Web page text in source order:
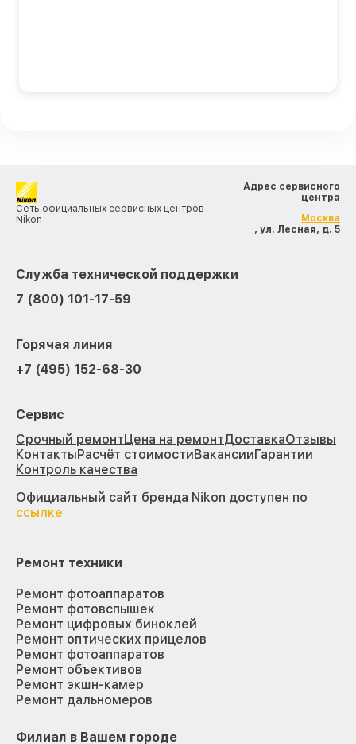
Сеть официальных сервисных центров
Nikon
Адрес сервисного
центра
Москва
, ул. Лесная, д. 5
Служба технической поддержки
7 (800) 101-17-59
Горячая линия
+7 (495) 152-68-30
Сервис
Срочный ремонтЦена на ремонтДоставкаОтзывы
КонтактыРасчёт стоимостиВакансииГарантии
Контроль качества
Официальный сайт бренда Nikon доступен по
ссылке
Ремонт техники
Ремонт фотоаппаратов
Ремонт фотовспышек
Ремонт цифровых биноклей
Ремонт оптических прицелов
Ремонт фотоаппаратов
Ремонт объективов
Ремонт экшн-камер
Ремонт дальномеров
Филиал в Вашем городе